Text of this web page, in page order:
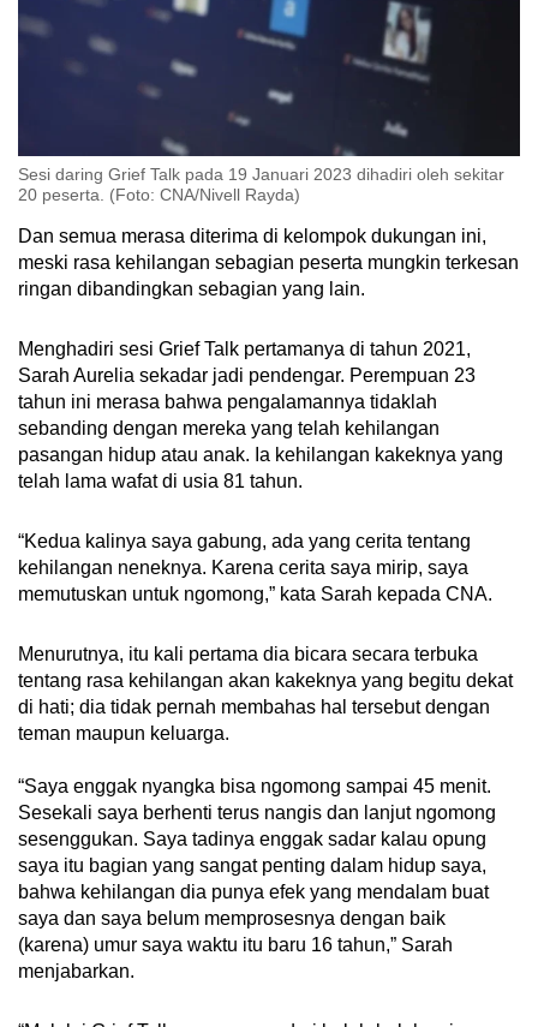
Sesi daring Grief Talk pada 19 Januari 2023 dihadiri oleh sekitar
20 peserta. (Foto: CNA/Nivell Rayda)
Dan semua merasa diterima di kelompok dukungan ini,
meski rasa kehilangan sebagian peserta mungkin terkesan
ringan dibandingkan sebagian yang lain.
Menghadiri sesi Grief Talk pertamanya di tahun 2021,
Sarah Aurelia sekadar jadi pendengar. Perempuan 23
tahun ini merasa bahwa pengalamannya tidaklah
sebanding dengan mereka yang telah kehilangan
pasangan hidup atau anak. Ia kehilangan kakeknya yang
telah lama wafat di usia 81 tahun.
“Kedua kalinya saya gabung, ada yang cerita tentang
kehilangan neneknya. Karena cerita saya mirip, saya
memutuskan untuk ngomong,” kata Sarah kepada CNA.
Menurutnya, itu kali pertama dia bicara secara terbuka
tentang rasa kehilangan akan kakeknya yang begitu dekat
di hati; dia tidak pernah membahas hal tersebut dengan
teman maupun keluarga.
“Saya enggak nyangka bisa ngomong sampai 45 menit.
Sesekali saya berhenti terus nangis dan lanjut ngomong
sesenggukan. Saya tadinya enggak sadar kalau opung
saya itu bagian yang sangat penting dalam hidup saya,
bahwa kehilangan dia punya efek yang mendalam buat
saya dan saya belum memprosesnya dengan baik
(karena) umur saya waktu itu baru 16 tahun,” Sarah
menjabarkan.